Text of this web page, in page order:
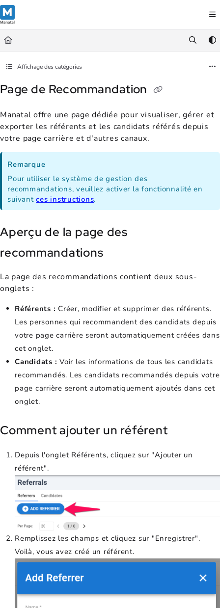
Documentation Index
Fetch the complete documentation index at:
https://
Use this file to discover all available pages before exploring further.
Affichage des catégories
Page de Recommandation
Manatal offre une page dédiée pour visualiser, gérer et
exporter les référents et les candidats référés depuis
votre page carrière et d'autres canaux.
Remarque
Pour utiliser le système de gestion des
recommandations, veuillez activer la fonctionnalité en
suivantces instructions.
Aperçu de la page des
recommandations
La page des recommandations contient deux sous-
onglets :
Référents : Créer, modifier et supprimer des référents.
Les personnes qui recommandent des candidats depuis
votre page carrière seront automatiquement créées dans
cet onglet.
Candidats : Voir les informations de tous les candidats
recommandés. Les candidats recommandés depuis votre
page carrière seront automatiquement ajoutés dans cet
onglet.
Comment ajouter un référent
Depuis l'onglet Référents, cliquez sur "Ajouter un
référent".
Remplissez les champs et cliquez sur "Enregistrer".
Voilà, vous avez créé un référent.